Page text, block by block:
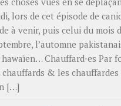
lors de cet épisode de
à venir, puis celui du mois
l’automne
Chauffard⋅es Par
& les chauffardes
[…]